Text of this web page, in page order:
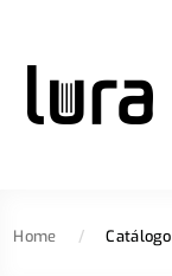
Home / Catálogo